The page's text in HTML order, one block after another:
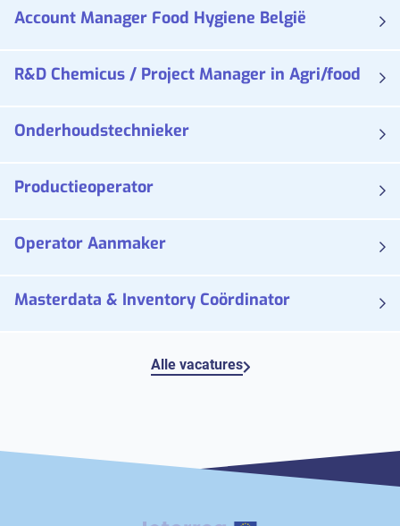
Account Manager Food Hygiene België
R&D Chemicus / Project Manager in Agri/food
Onderhoudstechnieker
Productieoperator
Operator Aanmaker
Masterdata & Inventory Coördinator
Alle vacatures